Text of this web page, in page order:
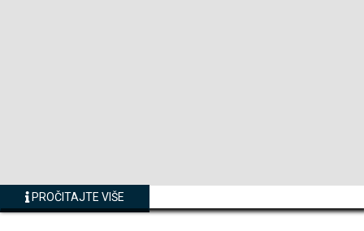
PROČITAJTE VIŠE